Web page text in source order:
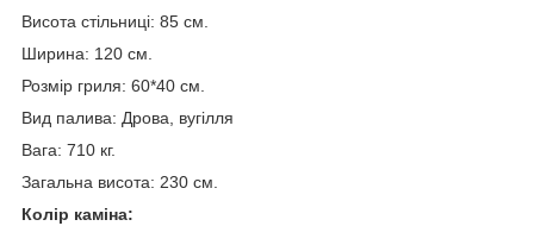
Висота стільниці: 85 см.
Ширина: 120 см.
Розмір гриля: 60*40 см.
Вид палива: Дрова, вугілля
Вага: 710 кг.
Загальна висота: 230 см.
Колір каміна: